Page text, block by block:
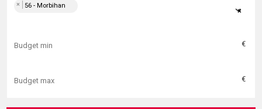
×
× 56 - Morbihan
€
€